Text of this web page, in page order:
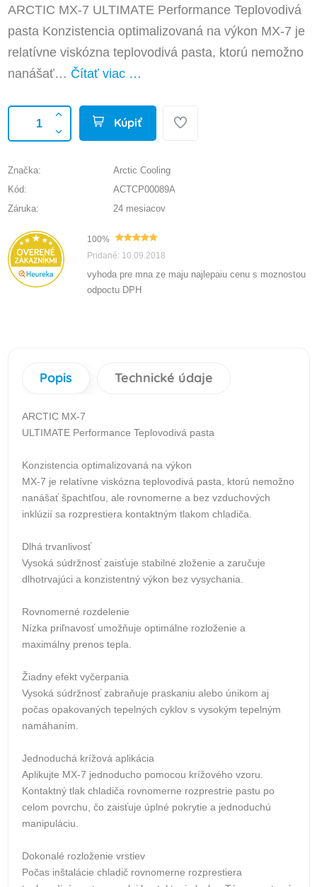
ARCTIC MX-7 ULTIMATE Performance Teplovodivá
pasta Konzistencia optimalizovaná na výkon MX-7 je
relatívne viskózna teplovodivá pasta, ktorú nemožno
nanášať… Čítať viac …
Kúpiť
Značka:
Arctic Cooling
Kód:
ACTCP00089A
Záruka:
24 mesiacov
100%
Pridané: 10.09.2018
vyhoda pre mna ze maju najlepaiu cenu s moznostou
odpoctu DPH
Popis Technické údaje
ARCTIC MX-7
ULTIMATE Performance Teplovodivá pasta
Konzistencia optimalizovaná na výkon
MX-7 je relatívne viskózna teplovodivá pasta, ktorú nemožno
nanášať špachtľou, ale rovnomerne a bez vzduchových
inklúzií sa rozprestiera kontaktným tlakom chladiča.
Dlhá trvanlivosť
Vysoká súdržnosť zaisťuje stabilné zloženie a zaručuje
dlhotrvajúci a konzistentný výkon bez vysychania.
Rovnomerné rozdelenie
Nízka priľnavosť umožňuje optimálne rozloženie a
maximálny prenos tepla.
Žiadny efekt vyčerpania
Vysoká súdržnosť zabraňuje praskaniu alebo únikom aj
počas opakovaných tepelných cyklov s vysokým tepelným
namáhaním.
Jednoduchá krížová aplikácia
Aplikujte MX-7 jednoducho pomocou krížového vzoru.
Kontaktný tlak chladiča rovnomerne rozprestrie pastu po
celom povrchu, čo zaisťuje úplné pokrytie a jednoduchú
manipuláciu.
Dokonalé rozloženie vrstiev
Počas inštalácie chladič rovnomerne rozprestiera